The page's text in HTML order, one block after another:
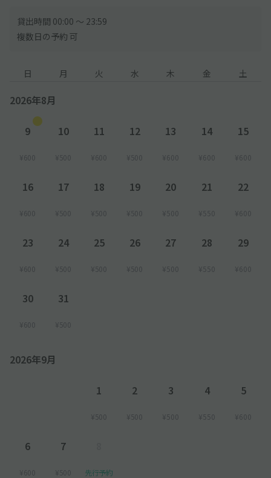
貸出時間 00:00 〜 23:59
複数日の予約 可
日 月 火 水 木 金 土
2026年8月
9
¥600
10
¥500
11
¥600
12
¥500
13
¥600
14
¥600
15
¥600
16
¥600
17
¥500
18
¥500
19
¥500
20
¥500
21
¥550
22
¥600
23
¥600
24
¥500
25
¥500
26
¥500
27
¥500
28
¥550
29
¥600
30
¥600
31
¥500
2026年9月
1
¥500
2
¥500
3
¥500
4
¥550
5
¥600
6
¥600
7
¥500 先行予約